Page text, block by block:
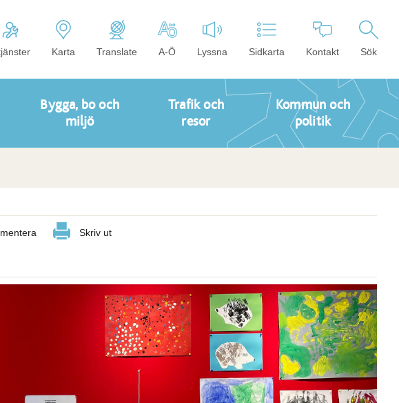
Karta Translate A-Ö Lyssna Sidkarta Kontakt Sök
Bygga, bo och
miljö
Trafik och
resor
Kommun och
politik
Skriv ut